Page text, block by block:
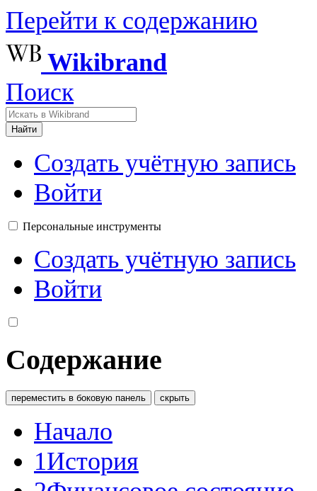
Перейти к содержанию
Wikibrand
Поиск
Найти
Создать учётную запись
Войти
Персональные инструменты
Создать учётную запись
Войти
Содержание
переместить в боковую панель скрыть
Начало
1История